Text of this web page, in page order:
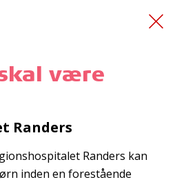
være
Randers
Randers kan
inden en forestående